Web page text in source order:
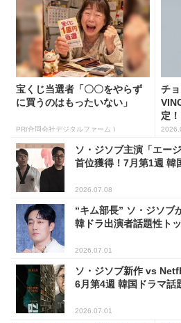
宝くじ当選者「〇〇をやらず
に買うのはもったいない」
PR(合同会社デジタルファーム )
チ
定
ソ・ジソブ主演「エー
首位獲得！7月第1週 韓
2026.07.08
“キム部長” ソ・ジソブ
韓ドラ出演者話題性ト
2026.07.01
ソ・ジソブ新作 vs
6月第4週 韓国ドラマ話
2026.07.01